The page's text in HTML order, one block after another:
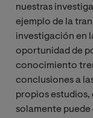
nuestras
ejemplo de la
investigación en
oportunidad de
conocimiento
conclusiones a
propios estudios,
solamente puede